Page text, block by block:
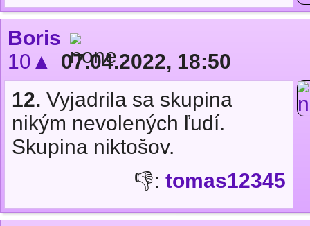
Boris
10▲
07.04.2022, 18:50
12. Vyjadrila sa skupina
nikým nevolených ľudí.
Skupina niktošov.
👎: tomas12345